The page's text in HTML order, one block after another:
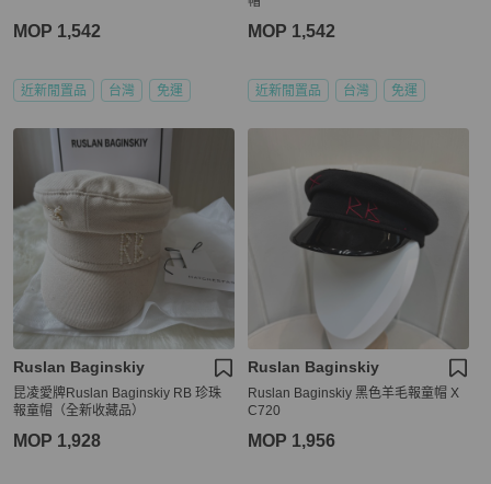
MOP 1,542
近新閒置品 台灣 免運
MOP 1,542
近新閒置品 台灣 免運
Ruslan Baginskiy
昆凌愛牌Ruslan Baginskiy RB 珍珠
報童帽（全新收藏品）
MOP 1,928
Ruslan Baginskiy
Ruslan Baginskiy 黑色羊毛報童帽 X
C720
MOP 1,956